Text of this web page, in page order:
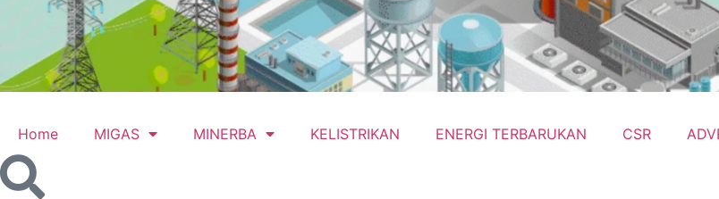
Home MIGAS MINERBA KELISTRIKAN ENERGI TERBARUKAN CSR